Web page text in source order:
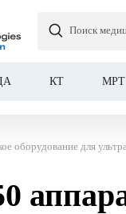
Поиск
КТ МРТ
оборудование для
аппарат УЗИ